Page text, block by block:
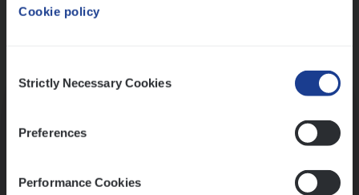
Cookie policy
Selection
Strictly Necessary Cookies
Preferences
Performance Cookies